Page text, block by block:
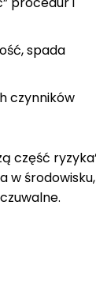
spada
czynników
część
w środowisku,